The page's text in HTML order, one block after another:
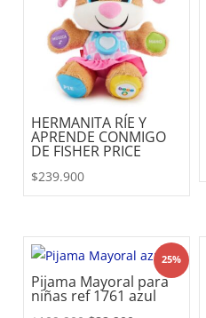
HERMANITA RÍE Y
APRENDE CONMIGO
DE FISHER PRICE
$239.900
25%
Pijama Mayoral para
niñas ref 1761 azul